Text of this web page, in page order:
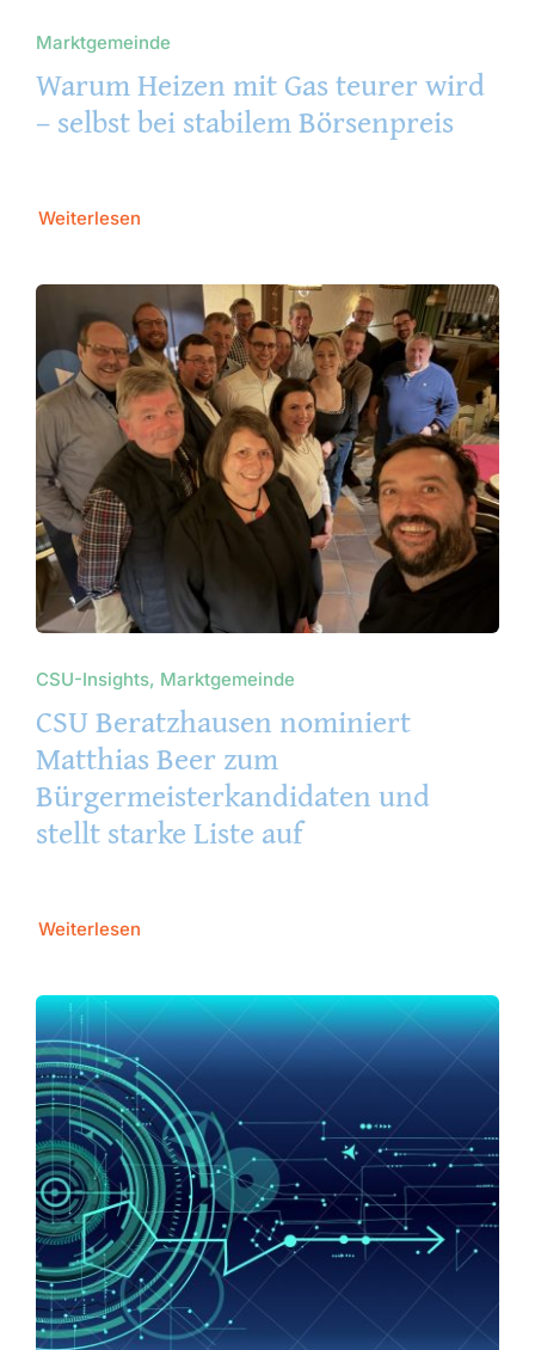
Marktgemeinde
Warum Heizen mit Gas teurer wird
– selbst bei stabilem Börsenpreis
Weiterlesen
CSU-Insights, Marktgemeinde
CSU Beratzhausen nominiert
Matthias Beer zum
Bürgermeisterkandidaten und
stellt starke Liste auf
Weiterlesen